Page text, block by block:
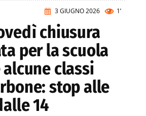
3 GIUGNO 2026 1’
chiusura
per la scuola
alcune classi
stop alle
14